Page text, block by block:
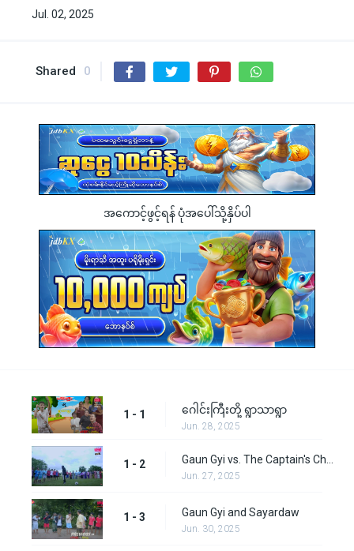
Jul. 02, 2025
Shared 0
အကောင့်ဖွင့်ရန် ပုံအပေါ်သို့နှိပ်ပါ
1 - 1 ဂေါင်းကြီးတို့ ရွာသာရွာ
Jun. 28, 2025
1 - 2
Jun. 27, 2025
1 - 3 Gaun Gyi and Sayardaw
Jun. 30, 2025